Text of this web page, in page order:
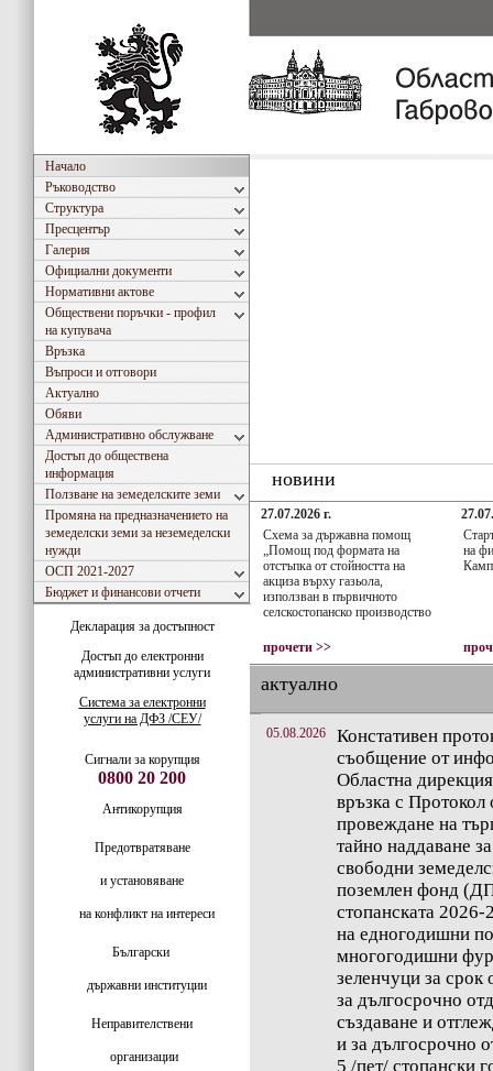
Начало
Ръководство
Структура
Пресцентър
Галерия
Официални документи
Нормативни актове
Обществени поръчки - профил
на купувача
Връзка
Въпроси и отговори
Актуално
Обяви
Административно обслужване
Достъп до обществена
информация
Ползване на земеделските земи
Промяна на предназначението на
земеделски земи за неземеделски
нужди
ОСП 2021-2027
Бюджет и финансови отчети
Декларация за достъпност
Достъп до електронни
административни услуги
Система за електронни
услуги на ДФЗ /СЕУ/
Сигнали за корупция
0800 20 200
Антикорупция
Предотвратяване
и установяване
на конфликт на интереси
Български
държавни институции
Неправителствени
организации
новини
27.07.2026 г.
Схема за държавна помощ
„Помощ под формата на
отстъпка от стойността на
акциза върху газьола,
използван в първичното
селскостопанско производство
прочети >>
на
актуално
05.08.2026
Констативен
съобщение от
Областна
връзка с Протокол
провеждане на
тайно наддаване
свободни
поземлен фонд
стопанската 2026-
на едногодишни
многогодишни
зеленчуци за срок
за дългосрочно
създаване и
и за дългосрочно
5 /пет/ стопански